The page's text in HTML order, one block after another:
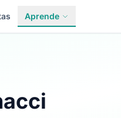
Aprende